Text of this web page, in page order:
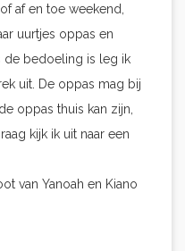
af en toe weekend,
uurtjes oppas en
de bedoeling is leg ik
uit. De oppas mag bij
oppas thuis kan zijn,
kijk ik uit naar een
van Yanoah en Kiano